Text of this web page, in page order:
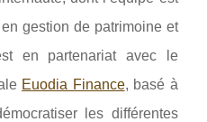
gestion de patrimoine et
en partenariat avec le
Euodia Finance, basé à
les différentes